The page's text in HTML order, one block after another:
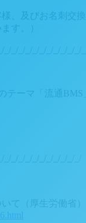
、及びお名刺交
す。）
_/_/_/_/_/_/_/_/_/_/_/
ーマ「流通BMS
て（厚生労働省）